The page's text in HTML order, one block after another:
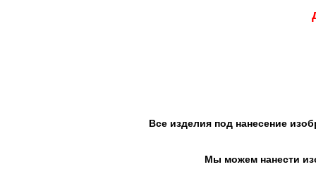
Все изделия под нанесение
Мы можем нанести